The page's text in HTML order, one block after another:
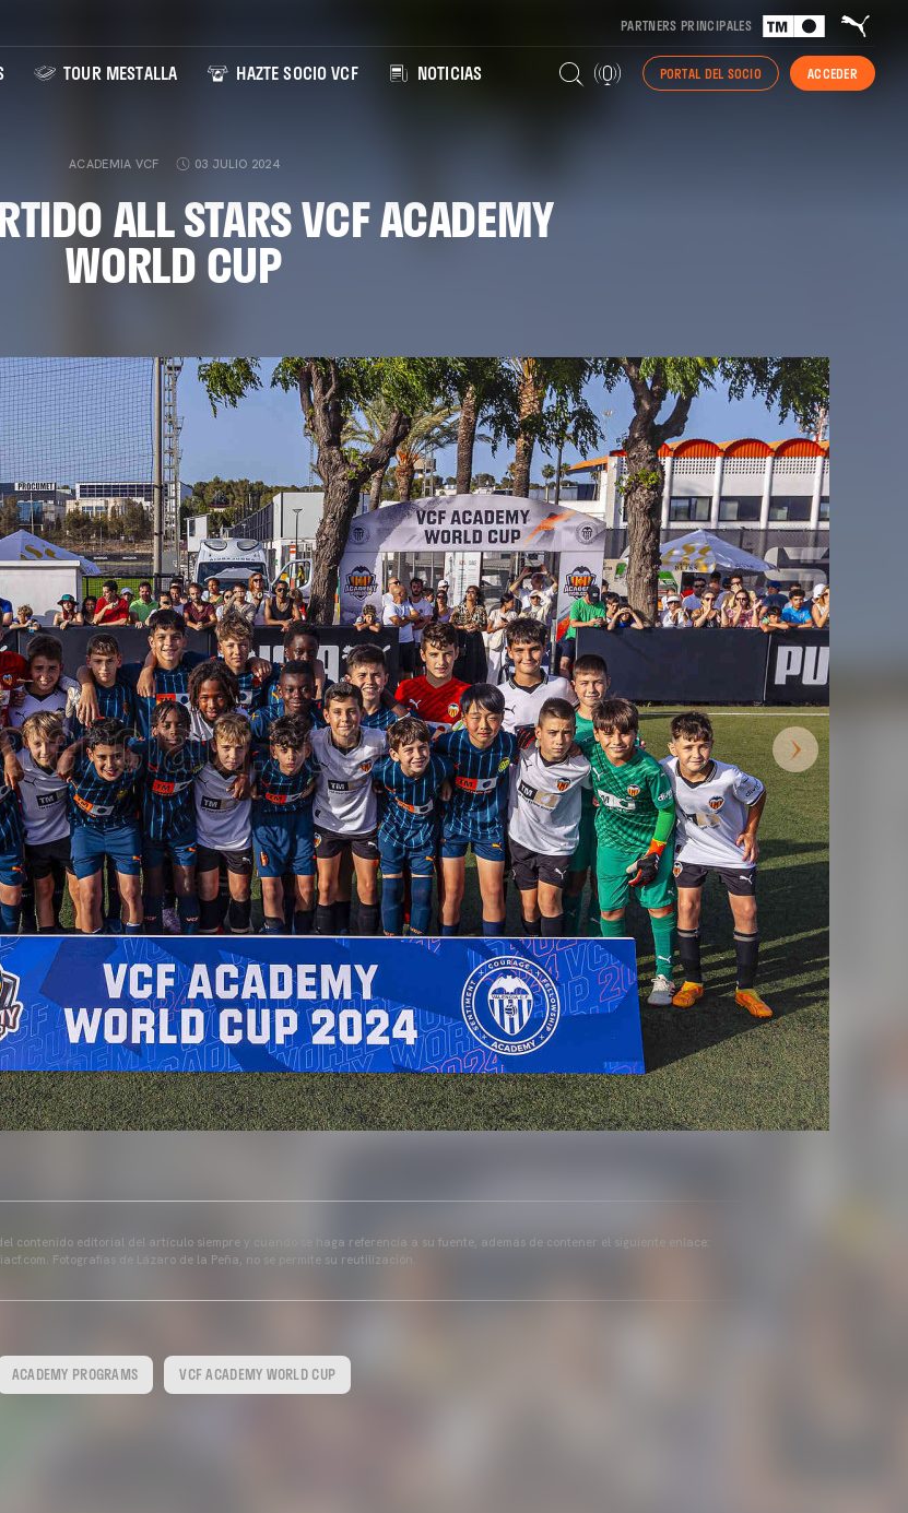
PARTNERS PRINCIPALES
TOUR MESTALLA HAZTE SOCIO VCF NOTICIAS PORTAL DEL SOCIO ACCEDER
ACADEMIA VCF 03 JULIO 2024
ALL STARS VCF ACADEMY
WORLD CUP
contenido editorial del artículo siempre y cuando se haga referencia a su fuente, además de contener el siguiente enlace:
Fotografías de Lázaro de la Peña, no se permite su reutilización.
ACADEMY PROGRAMS VCF ACADEMY WORLD CUP